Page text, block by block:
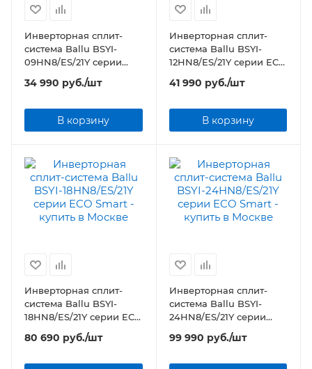
Инверторная сплит-
система Ballu BSYI-
09HN8/ES/21Y серии
34 990 руб./шт
В корзину
Инверторная сплит-
система Ballu BSYI-
12HN8/ES/21Y серии ECO
41 990 руб./шт
В корзину
Инверторная сплит-
система Ballu BSYI-
18HN8/ES/21Y серии ECO
80 690 руб./шт
Инверторная сплит-
система Ballu BSYI-
24HN8/ES/21Y серии
99 990 руб./шт